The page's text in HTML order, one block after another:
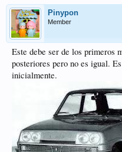
Pinypon
Member
Este debe ser de los primeros
posteriores pero no es igual.
inicialmente.